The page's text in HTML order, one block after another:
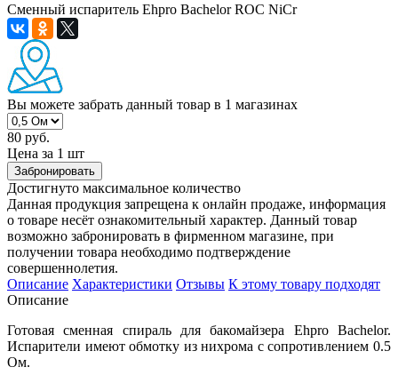
Сменный испаритель Ehpro Bachelor ROC NiCr
Вы можете забрать данный товар в 1 магазинах
80 руб.
Цена за 1 шт
Забронировать
Достигнуто максимальное количество
Данная продукция запрещена к онлайн продаже, информация
о товаре несёт ознакомительный характер. Данный товар
возможно забронировать в фирменном магазине, при
получении товара необходимо подтверждение
совершеннолетия.
Описание Характеристики Отзывы К этому товару подходят
Описание
Готовая сменная спираль для бакомайзера Ehpro Bachelor.
Испарители имеют обмотку из нихрома с сопротивлением 0.5
Ом.